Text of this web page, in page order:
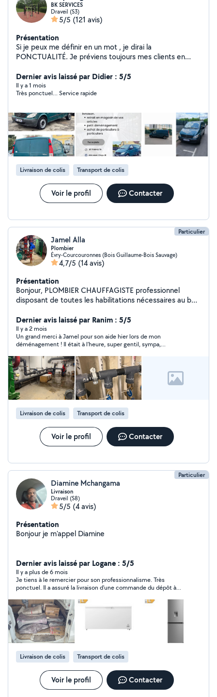
BK SERVICES
Draveil (S3)
5/5 (121 avis)
Présentation
Si je peux me définir en un mot , je dirai la
PONCTUALITÉ. Je préviens toujours mes clients en
de tel sorte que ça n'arrive pas. J'ai un diable - une
couverture de protection - un plateau roulant.
Dernier avis laissé par Didier : 5/5
Il y a 1 mois
Très ponctuel… Service rapide
Livraison de colis Transport de colis
Voir le profil Contacter
Particulier
Jamel Alla
Plombier
Évry-Courcouronnes (Bois Guillaume-Bois Sauvage)
4,7/5 (14 avis)
Présentation
Bonjour, PLOMBIER CHAUFFAGISTE professionnel
disposant de toutes les habilitations nécessaires au bon
plus de 19 ans l'installation, vos équipements sanitaire et
thermique Je suis véhiculé et dispose d'un outillage
professionnel de qualité. Sérieux 076053 et 2986 et Je
reste à votre disposition en cas de besoin. Merci et à
bientôt ! 076053et 2986
Dernier avis laissé par Ranim : 5/5
Il y a 2 mois
Un grand merci à Jamel pour son aide hier lors de mon
déménagement ! Il était à l’heure, super gentil, sympa,
rien à dire, tout s’est très bien passé grâce à lui. Je
recommande sans hésiter ! 👍
Livraison de colis Transport de colis
Voir le profil Contacter
Particulier
Diamine Mchangama
Livraison
Draveil (S8)
5/5 (4 avis)
Présentation
Bonjour je m'appel Diamine
Dernier avis laissé par Logane : 5/5
Il y a plus de 6 mois
Je tiens à le remercier pour son professionnalisme. Très
ponctuel. Il a assuré la livraison d’une commande du dépôt à
referai appel à lui pour d’autres services. Encore Mercii !
Livraison de colis Transport de colis
Voir le profil Contacter